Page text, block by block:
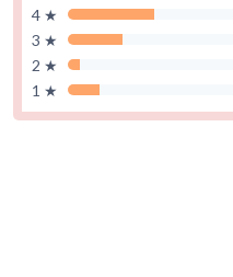
4 ★
3 ★
2 ★
1 ★